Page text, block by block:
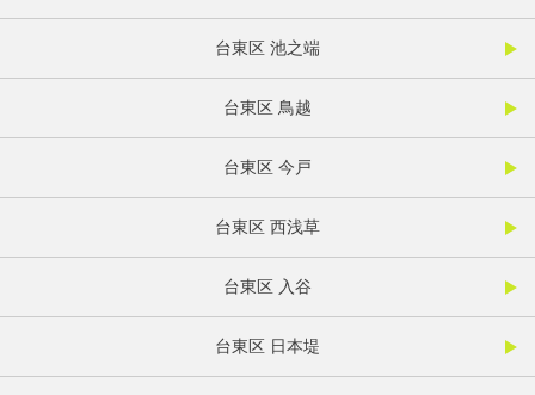
台東区 池之端
台東区 鳥越
台東区 今戸
台東区 西浅草
台東区 入谷
台東区 日本堤